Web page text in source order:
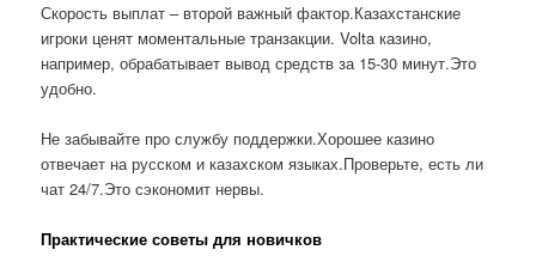
Скорость выплат – второй важный фактор.Казахстанские
игроки ценят моментальные транзакции. Volta казино,
например, обрабатывает вывод средств за 15-30 минут.Это
удобно.
Не забывайте про службу поддержки.Хорошее казино
отвечает на русском и казахском языках.Проверьте, есть ли
чат 24/7.Это сэкономит нервы.
Практические советы для новичков